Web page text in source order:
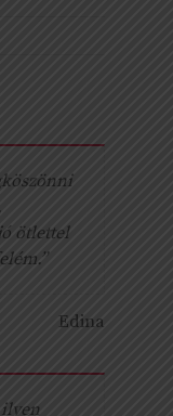
ötlettel
Edina
ilyen